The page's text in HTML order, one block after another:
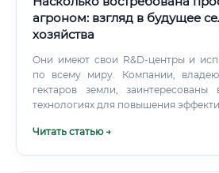
агроном: взгляд в будущее
хозяйства
Они имеют свои R&D-центры и
по всему миру. Компании,
гектаров земли,
технологиях для повышения
Читать статью →